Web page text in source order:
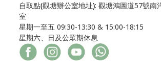
自取點(觀塘辦公室地址): 觀塘鴻圖道57號南
室
星期一至五 09:30-13:30 & 15:00-18:15
星期六、日及公眾期休息